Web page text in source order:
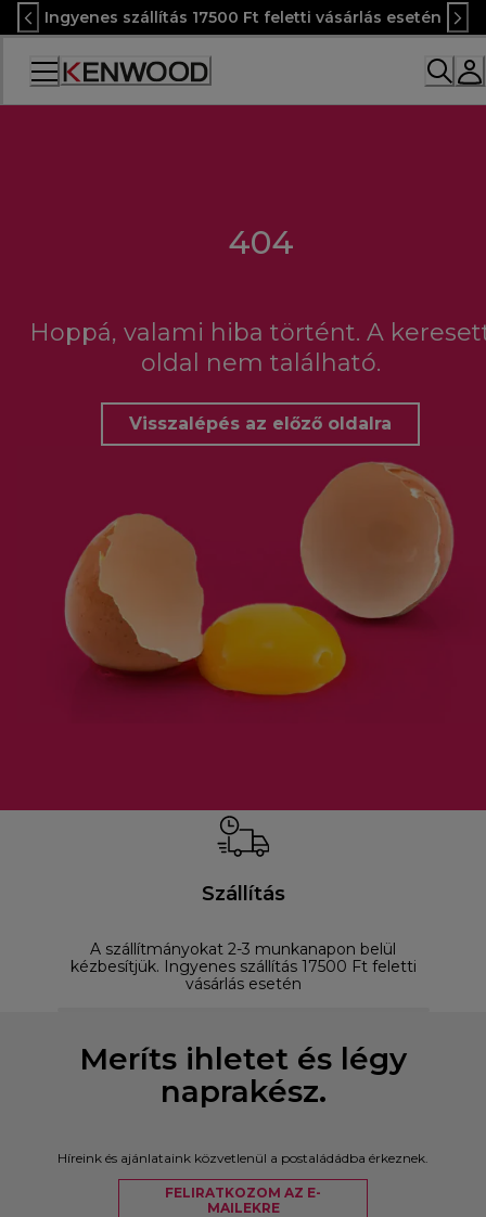
Skip
to
Content
Ingyenes szállítás 17500 Ft feletti vásárlás esetén
Accessibility
Statement
404
Hoppá, valami hiba történt. A
oldal nem található.
Visszalépés az előző oldalra
Szállítás
A szállítmányokat 2-3 munkanapon belül
kézbesítjük. Ingyenes szállítás 17500 Ft feletti
vásárlás esetén
Meríts ihletet és légy
naprakész.
Híreink és ajánlataink közvetlenül a postaládádba érkeznek.
FELIRATKOZOM AZ E-
MAILEKRE